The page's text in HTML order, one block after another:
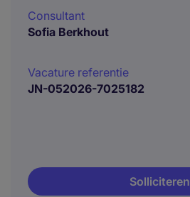
Consultant
Sofia Berkhout
Vacature referentie
JN-052026-7025182
Solliciteren